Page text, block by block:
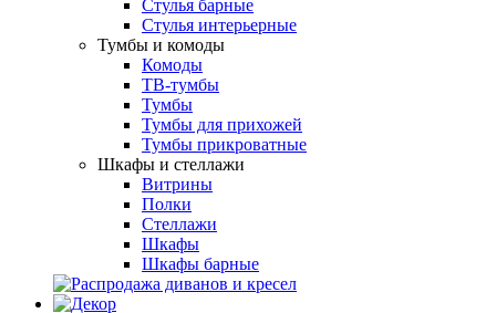
Стулья барные
Стулья интерьерные
Тумбы и комоды
Комоды
ТВ-тумбы
Тумбы
Тумбы для прихожей
Тумбы прикроватные
Шкафы и стеллажи
Витрины
Полки
Стеллажи
Шкафы
Шкафы барные